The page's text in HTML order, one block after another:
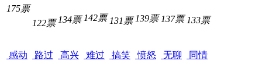
175票
感动
122票
路过
134票
高兴
142票
难过
131票
搞笑
139票
愤怒
137票
无聊
133票
同情